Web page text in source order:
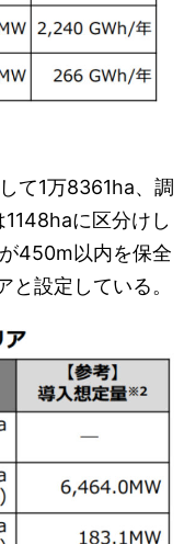
て1万8361ha、調
に区分けし
450m以内を保全
設定している。